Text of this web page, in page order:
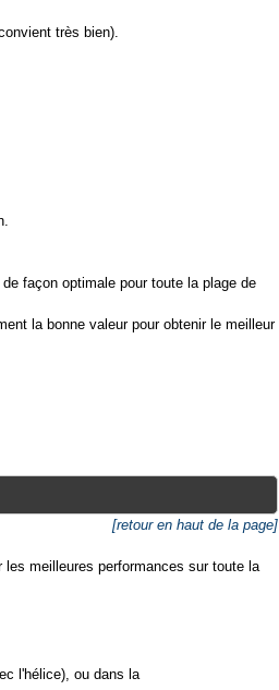
très bien).
façon optimale pour toute la plage de
la bonne valeur pour obtenir le meilleur
[retour en haut de la page]
meilleures performances sur toute la
l'hélice), ou dans la